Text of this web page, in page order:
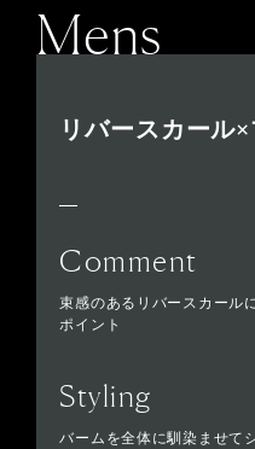
Mens
リバースカール
Comment
束感のあるリバースカール
ポイント
Styling
バームを全体に馴染ませて